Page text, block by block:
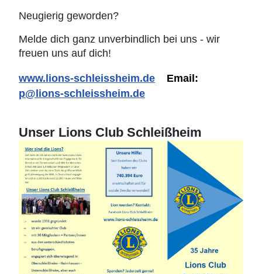
Neugierig geworden?
Melde dich ganz unverbindlich bei uns - wir
freuen uns auf dich!
www.lions-schleissheim.de
Email:
p@lions-schleissheim.de
Unser Lions Club Schleißheim